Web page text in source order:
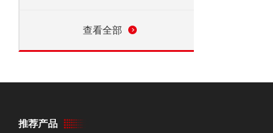
查看全部
推荐产品